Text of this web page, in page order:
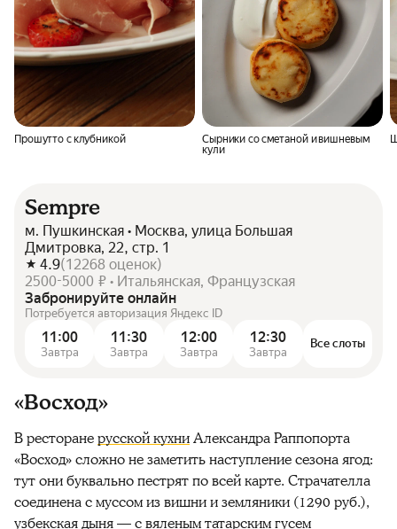
Прошутто с клубникой
Сырники со сметаной и вишневым
кули
Sempre
м. Пушкинская • Москва, улица Большая
Дмитровка, 22, стр. 1
4.9(12268 оценок)
2500-5000 ₽ • Итальянская, Французская
Забронируйте онлайн
Потребуется авторизация Яндекс ID
11:00
Завтра
11:30
Завтра
12:00
Завтра
12:30
Завтра
Все слоты
«Восход»
В ресторанерусской кухниАлександра Раппопорта
«Восход» сложно не заметить наступление сезона ягод:
тут они буквально пестрят по всей карте. Страчателла
соединена с муссом из вишни и земляники (1290 руб.),
узбекская дыня — с вяленым татарским гусем